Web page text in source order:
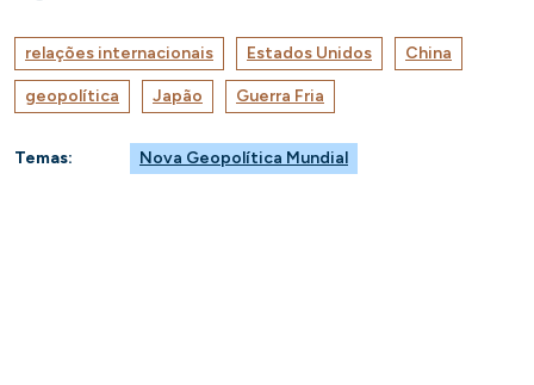
relações internacionais Estados Unidos China
geopolítica Japão Guerra Fria
Temas: Nova Geopolítica Mundial